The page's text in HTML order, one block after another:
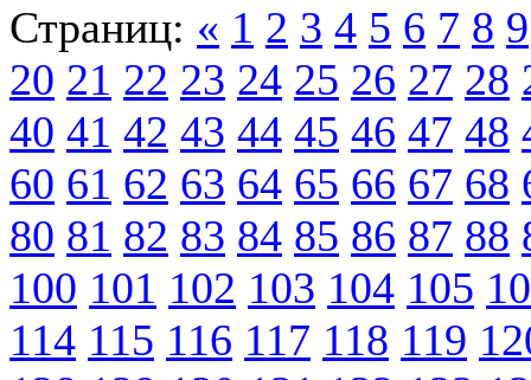
Страниц: « 1 2 3 4 5 6 7 8 9
20 21 22 23 24 25 26 27 28
40 41 42 43 44 45 46 47 48
60 61 62 63 64 65 66 67 68
80 81 82 83 84 85 86 87 88
100 101 102 103 104 105
114 115 116 117 118 119